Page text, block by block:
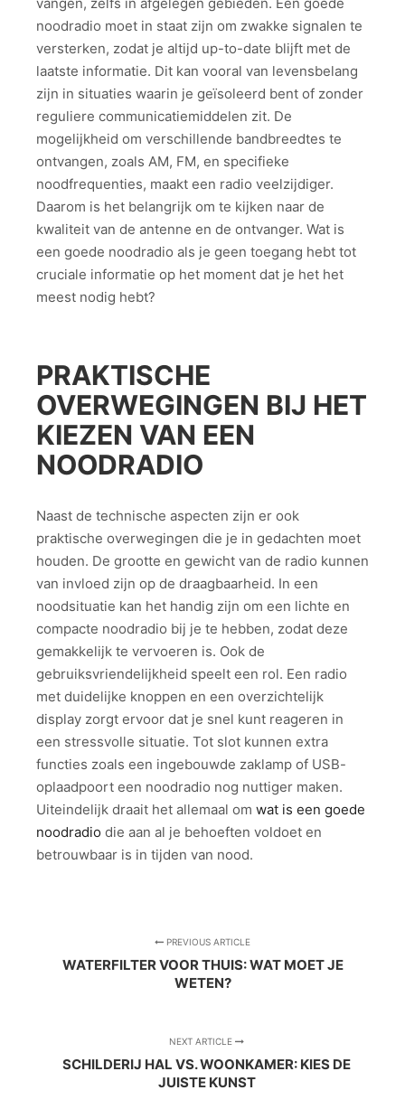
noodradio moet in staat zijn om zwakke signalen te
versterken, zodat je altijd up-to-date blijft met de
laatste informatie. Dit kan vooral van levensbelang
zijn in situaties waarin je geïsoleerd bent of zonder
reguliere communicatiemiddelen zit. De
mogelijkheid om verschillende bandbreedtes te
ontvangen, zoals AM, FM, en specifieke
noodfrequenties, maakt een radio veelzijdiger.
Daarom is het belangrijk om te kijken naar de
kwaliteit van de antenne en de ontvanger. Wat is
een goede noodradio als je geen toegang hebt tot
cruciale informatie op het moment dat je het het
meest nodig hebt?
PRAKTISCHE
OVERWEGINGEN BIJ HET
KIEZEN VAN EEN
NOODRADIO
Naast de technische aspecten zijn er ook
praktische overwegingen die je in gedachten moet
houden. De grootte en gewicht van de radio kunnen
van invloed zijn op de draagbaarheid. In een
noodsituatie kan het handig zijn om een lichte en
compacte noodradio bij je te hebben, zodat deze
gemakkelijk te vervoeren is. Ook de
gebruiksvriendelijkheid speelt een rol. Een radio
met duidelijke knoppen en een overzichtelijk
display zorgt ervoor dat je snel kunt reageren in
een stressvolle situatie. Tot slot kunnen extra
functies zoals een ingebouwde zaklamp of USB-
oplaadpoort een noodradio nog nuttiger maken.
Uiteindelijk draait het allemaal om wat is een goede
noodradio die aan al je behoeften voldoet en
betrouwbaar is in tijden van nood.
PREVIOUS ARTICLE
WATERFILTER VOOR THUIS: WAT MOET JE
WETEN?
NEXT ARTICLE
SCHILDERIJ HAL VS. WOONKAMER: KIES DE
JUISTE KUNST